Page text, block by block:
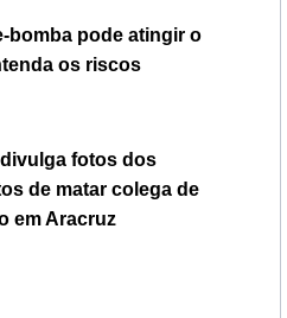
bomba pode atingir o
os riscos
fotos dos
de matar colega de
em Aracruz